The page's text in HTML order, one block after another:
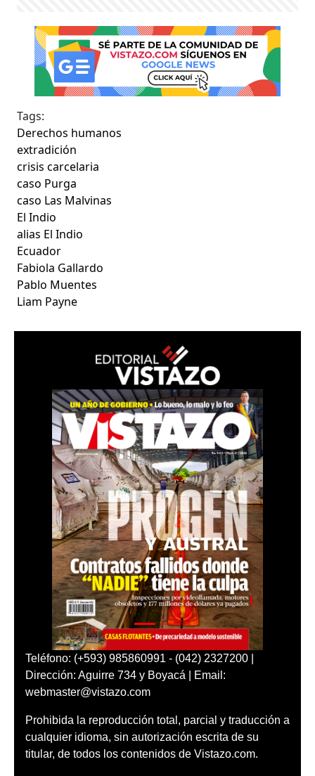
Tags:
Derechos humanos
extradición
crisis carcelaria
caso Purga
caso Las Malvinas
El Indio
alias El Indio
Ecuador
Fabiola Gallardo
Pablo Muentes
Liam Payne
Teléfono: (+593) 985860991 - (042) 2327200 |
Dirección: Aguirre 734 y Boyacá | Email:
webmaster@vistazo.com
Prohibida la reproducción total, parcial y traducción a
cualquier idioma, sin autorización escrita de su
titular, de todos los contenidos de Vistazo.com.